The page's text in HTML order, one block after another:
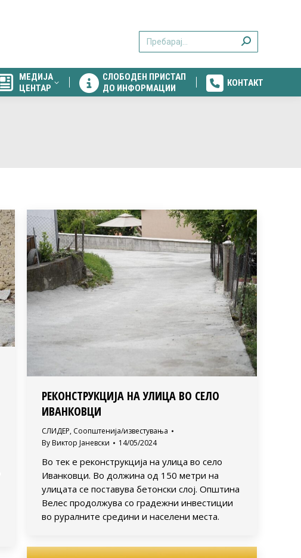
МЕДИЈА
ЦЕНТАР
СЛОБОДЕН ПРИСТАП
ДО ИНФОРМАЦИИ
КОНТАКТ
РЕКОНСТРУКЦИЈА НА УЛИЦА ВО СЕЛО
ИВАНКОВЦИ
СЛИДЕР, Соопштенија/известувања
By Виктор Јаневски 14/05/2024
Во тек е реконструкција на улица во село
Иванковци. Во должина од 150 метри на
улицата се поставува бетонски слој. Општина
Велес продолжува со градежни инвестиции
во руралните средини и населени места.